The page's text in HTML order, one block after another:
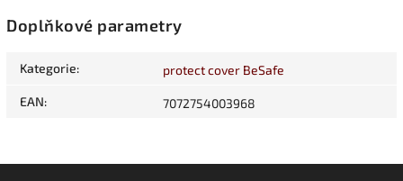
Doplňkové parametry
Kategorie: protect cover BeSafe
EAN: 7072754003968